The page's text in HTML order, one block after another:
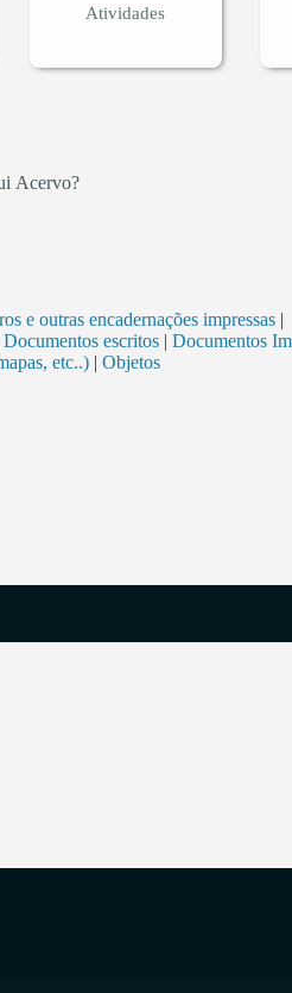
Acervo?
e outras encadernações impressas|
Documentos escritos| Documentos
etc..)| Objetos
Atividades